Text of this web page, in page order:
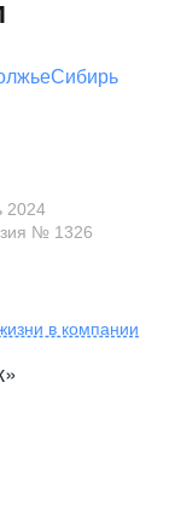
Сибирь
2024
№ 1326
в компании